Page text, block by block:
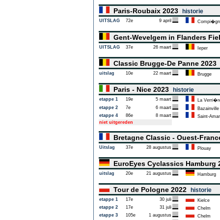
Paris-Roubaix 2023 historie
UITSLAG 72e 9 april
Gent-Wevelgem in Flanders
UITSLAG 37e 26 maart Ieper
Classic Brugge-De Panne 2023
uitslag 10e 22 maart Brugge
Paris - Nice 2023 historie
etappe 1 19e 5 maart
La
etappe 2
7e 6 maart
Bazainville
etappe 4
86e 8 maart
Saint-
niet uitgereden
Bretagne Classic - Ouest-
Uitslag 37e 28 augustus Plouay
EuroEyes Cyclassics
uitslag 20e 21 augustus Hamburg
Tour de Pologne 2022 historie
etappe 1 17e 30 juli
Kielce
etappe 2
17e 31 juli
Chelm
etappe 3
105e 1 augustus
Chelm